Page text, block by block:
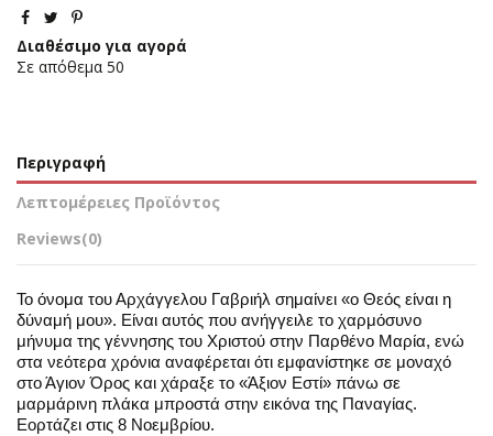
Διαθέσιμο για αγορά
Σε απόθεμα 50
Περιγραφή
Λεπτομέρειες Προϊόντος
Reviews(0)
Το όνομα του Αρχάγγελου Γαβριήλ σημαίνει «ο Θεός είναι η
δύναμή μου». Είναι αυτός που ανήγγειλε το χαρμόσυνο
μήνυμα της γέννησης του Χριστού στην Παρθένο Μαρία, ενώ
στα νεότερα χρόνια αναφέρεται ότι εμφανίστηκε σε μοναχό
στο Άγιον Όρος και χάραξε το «Άξιον Εστί» πάνω σε
μαρμάρινη πλάκα μπροστά στην εικόνα της Παναγίας.
Εορτάζει στις 8 Νοεμβρίου.